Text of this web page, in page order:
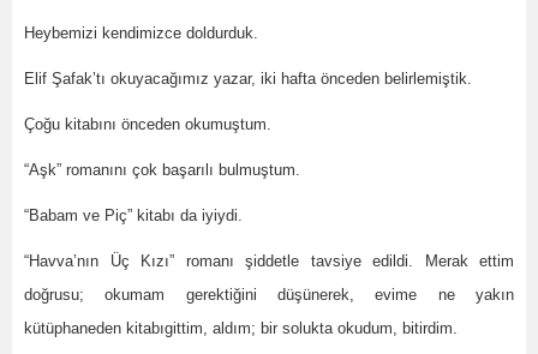
Heybemizi kendimizce doldurduk.
Elif Şafak’tı okuyacağımız yazar, iki hafta önceden belirlemiştik.
Çoğu kitabını önceden okumuştum.
“Aşk” romanını çok başarılı bulmuştum.
“Babam ve Piç” kitabı da iyiydi.
“Havva’nın Üç Kızı” romanı şiddetle tavsiye edildi. Merak ettim
doğrusu; okumam gerektiğini düşünerek, evime ne yakın
kütüphaneden kitabıgittim, aldım; bir solukta okudum, bitirdim.